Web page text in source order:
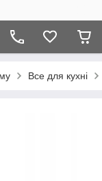
Все для кухні